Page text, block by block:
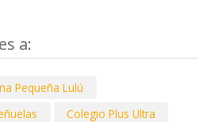
a:
Pequeña Lulú
Colegio Plus Ultra